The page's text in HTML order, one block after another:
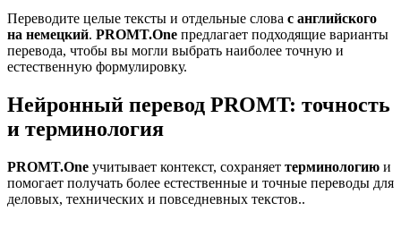
Переводите целые тексты и отдельные слова с английского
на немецкий. PROMT.One предлагает подходящие варианты
перевода, чтобы вы могли выбрать наиболее точную и
естественную формулировку.
Нейронный перевод PROMT: точность
и терминология
PROMT.One учитывает контекст, сохраняет терминологию и
помогает получать более естественные и точные переводы для
деловых, технических и повседневных текстов..